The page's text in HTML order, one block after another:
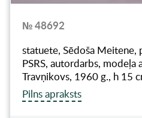
№ 48692
statuete, Sēdoša Meitene,
PSRS, autordarbs, modeļa
Travņikovs, 1960 g., h 15
Pilns apraksts